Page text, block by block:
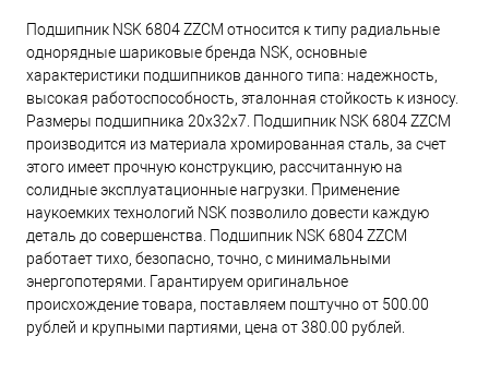
Подшипник NSK 6804 ZZCM относится к типу радиальные
однорядные шариковые бренда NSK, основные
характеристики подшипников данного типа: надежность,
высокая работоспособность, эталонная стойкость к износу.
Размеры подшипника 20x32x7. Подшипник NSK 6804 ZZCM
производится из материала хромированная сталь, за счет
этого имеет прочную конструкцию, рассчитанную на
солидные эксплуатационные нагрузки. Применение
наукоемких технологий NSK позволило довести каждую
деталь до совершенства. Подшипник NSK 6804 ZZCM
работает тихо, безопасно, точно, с минимальными
энергопотерями. Гарантируем оригинальное
происхождение товара, поставляем поштучно от 500.00
рублей и крупными партиями, цена от 380.00 рублей.